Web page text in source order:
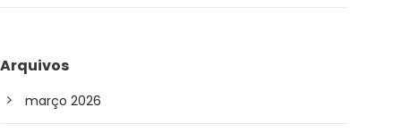
Arquivos
março 2026